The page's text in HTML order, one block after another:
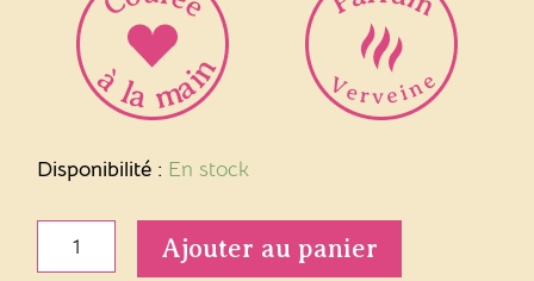
Disponibilité : En stock
quantité
Fondant
parfumé
Verveine
Ajouter au panier